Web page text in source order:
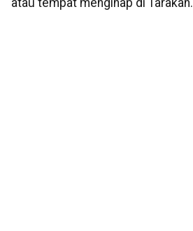
atau tempat menginap di Tarakan.